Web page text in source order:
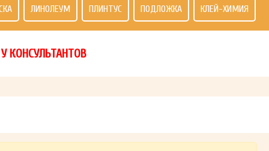
ЛИНОЛЕУМ ПЛИНТУС ПОДЛОЖКА КЛЕЙ-ХИМИЯ
КОНСУЛЬТАНТОВ